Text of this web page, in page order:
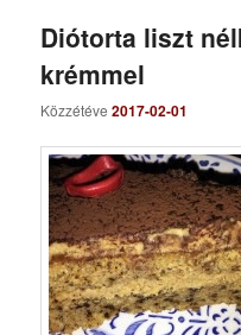
Diótorta liszt
krémmel
Közzétéve2017-02-01